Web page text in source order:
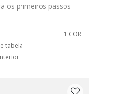
os primeiros passos
1 COR
tabela